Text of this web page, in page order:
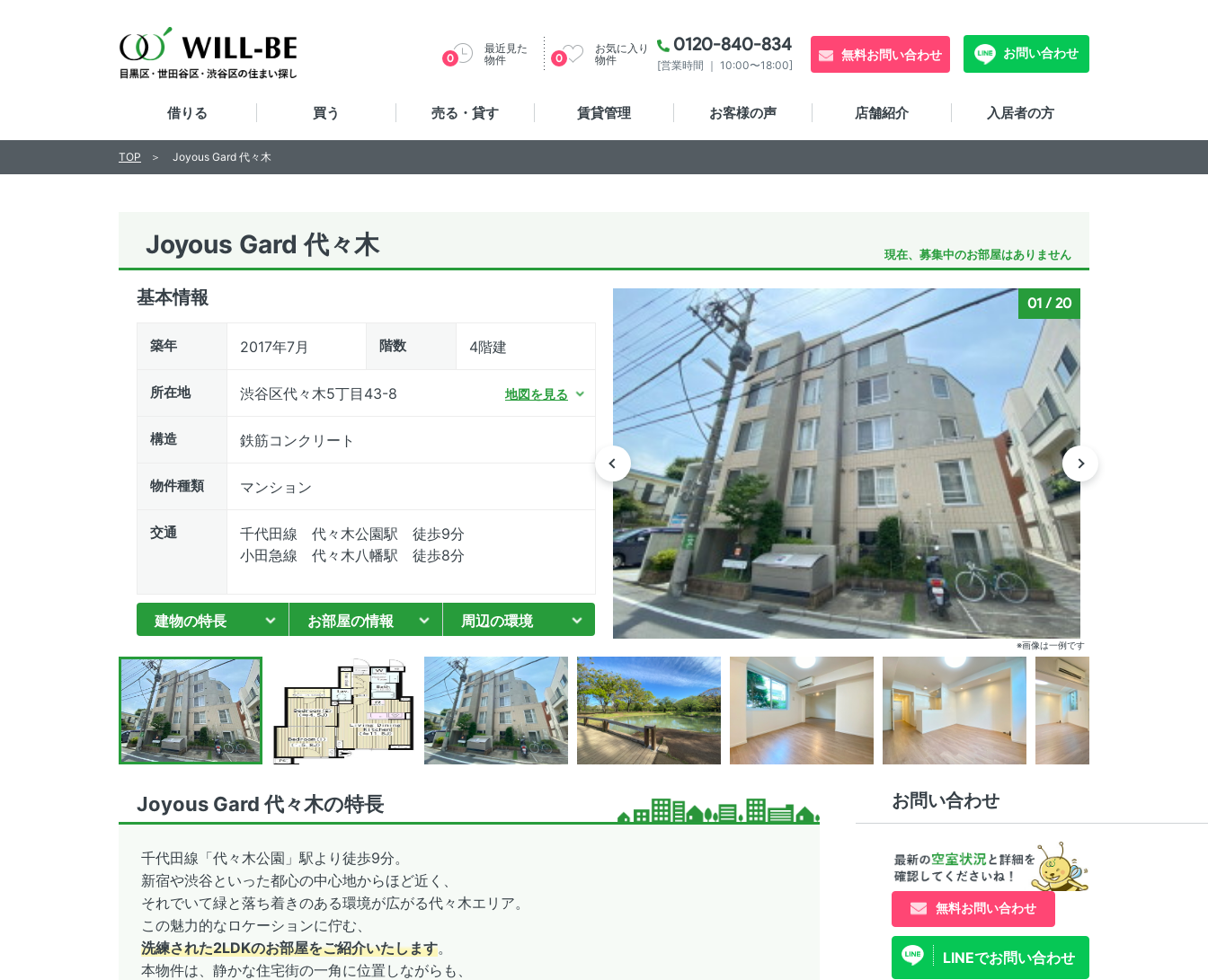
0120-840-834
[営業時間 ｜ 10:00〜18:00]
無料お問い合わせ お問い合わせ
最近見た
物件
0
お気に入り
物件
0
借りる 買う 売る・貸す 賃貸管理 お客様の声 店舗紹介 入居者の方
Joyous Gard 代々木 現在、募集中のお部屋はありません
基本情報
築年 2017年7月 階数 4階建
所在地 渋谷区代々木5丁目43-8 地図を見る
構造 鉄筋コンクリート
物件種類 マンション
交通
千代田線 代々木公園駅 徒歩9分
小田急線 代々木八幡駅 徒歩8分
建物の特長 お部屋の情報 周辺の環境
01 /20
※画像は一例です
Joyous Gard 代々木の特長
千代田線「代々木公園」駅より徒歩9分。
新宿や渋谷といった都心の中心地からほど近く、
それでいて緑と落ち着きのある環境が広がる代々木エリア。
この魅力的なロケーションに佇む、
洗練された2LDKのお部屋をご紹介いたします。
本物件は、静かな住宅街の一角に位置しながらも、
お問い合わせ
無料お問い合わせ
LINEでお問い合わせ
TOP Joyous Gard 代々木